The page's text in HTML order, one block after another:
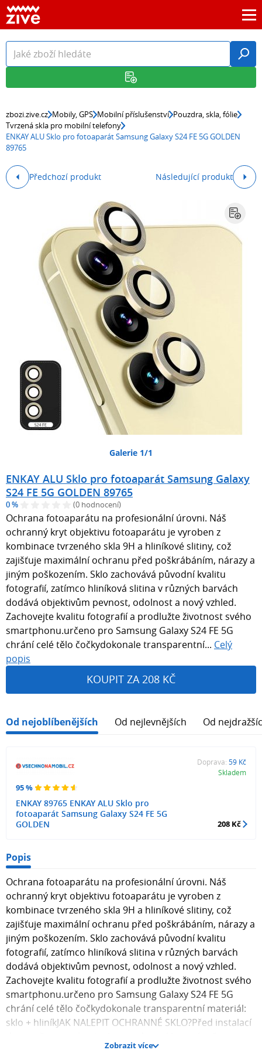
zbozi.zive.cz Mobily, GPS Mobilní příslušenství Pouzdra, skla, fólie
Tvrzená skla pro mobilní telefony
ENKAY ALU Sklo pro fotoaparát Samsung Galaxy S24 FE 5G GOLDEN
89765
Předchozí produkt Následující produkt
Galerie 1/1
ENKAY ALU Sklo pro fotoaparát Samsung Galaxy
S24 FE 5G GOLDEN 89765
0 % (0 hodnocení)
Ochrana fotoaparátu na profesionální úrovni. Náš
ochranný kryt objektivu fotoaparátu je vyroben z
kombinace tvrzeného skla 9H a hliníkové slitiny, což
zajišťuje maximální ochranu před poškrábáním, nárazy a
jiným poškozením. Sklo zachovává původní kvalitu
fotografií, zatímco hliníková slitina v různých barvách
dodává objektivům pevnost, odolnost a nový vzhled.
Zachovejte kvalitu fotografií a prodlužte životnost svého
smartphonu.určeno pro Samsung Galaxy S24 FE 5G
chrání celé tělo čočkydokonale transparentní... Celý
popis
KOUPIT ZA 208 KČ
Od nejoblíbenějších Od nejlevnějších Od
95 %
ENKAY 89765 ENKAY ALU Sklo pro
fotoaparát Samsung Galaxy S24 FE 5G
GOLDEN
Doprava: 59 Kč
Skladem
208 Kč
Popis
Ochrana fotoaparátu na profesionální úrovni. Náš
ochranný kryt objektivu fotoaparátu je vyroben z
kombinace tvrzeného skla 9H a hliníkové slitiny, což
zajišťuje maximální ochranu před poškrábáním, nárazy a
jiným poškozením. Sklo zachovává původní kvalitu
fotografií, zatímco hliníková slitina v různých barvách
dodává objektivům pevnost, odolnost a nový vzhled.
Zachovejte kvalitu fotografií a prodlužte životnost svého
smartphonu.určeno pro Samsung Galaxy S24 FE 5G
chrání celé tělo čočkydokonale transparentní materiál:
sklo + hliníkJAK NALEPIT OCHRANNÉ SKLO?Před instalací
Zobrazit více